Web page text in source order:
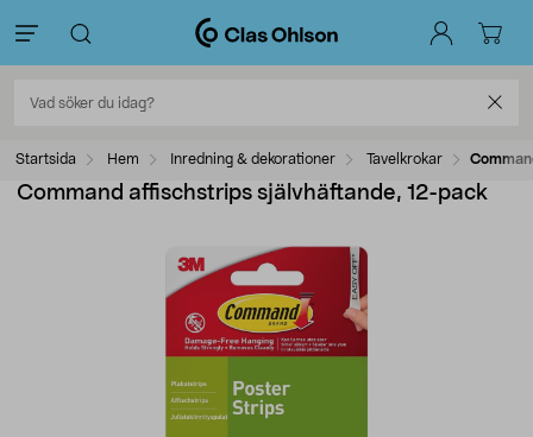
Startsida Hem Inredning & dekorationer Tavelkrokar
Command affischstrips självhäftande, 12-pack